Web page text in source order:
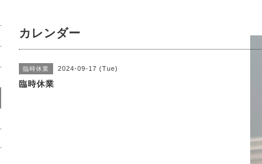
カレンダー
臨時休業 2024-09-17 (Tue)
臨時休業